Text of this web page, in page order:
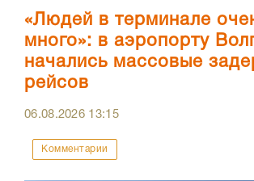
«Людей в терминале
много»: в аэропорту
начались массовые
рейсов
06.08.2026 13:15
Комментарии